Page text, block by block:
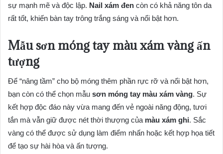
sự mạnh mẽ và độc lập. Nail xám đen còn có khả năng tôn da
rất tốt, khiến bàn tay trông trắng sáng và nổi bật hơn.
Mẫu sơn móng tay màu xám vàng ấn
tượng
Để “nâng tầm” cho bộ móng thêm phần rực rỡ và nổi bật hơn,
bạn còn có thể chọn mẫu sơn móng tay màu xám vàng. Sự
kết hợp độc đáo này vừa mang đến vẻ ngoài năng động, tươi
tắn mà vẫn giữ được nét thời thượng của màu xám ghi. Sắc
vàng có thể được sử dụng làm điểm nhấn hoặc kết hợp họa tiết
để tạo sự hài hòa và ấn tượng.